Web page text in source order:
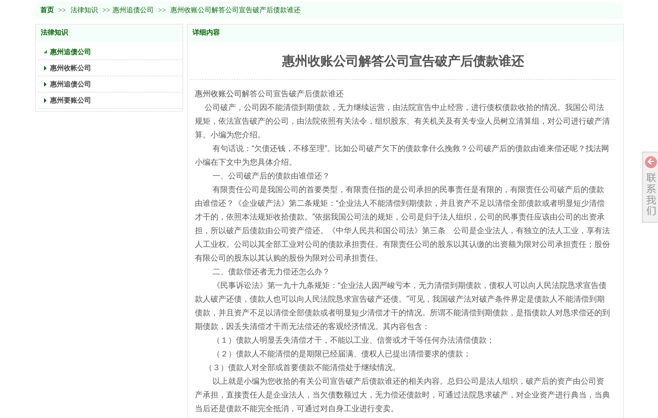
首页 >> 法律知识 >> 惠州追债公司 >> 惠州收账公司​解答公司宣告破产后债款谁还
法律知识
惠州追债公司
惠州收帐公司
惠州追债公司
惠州要账公司
详细内容
惠州收账公司​解答公司宣告破产后债款谁还
惠州收账公司 解答公司宣告破产后债款谁还
公司破产，公司因不能清偿到期债款，无力继续运营，由法院宣告中止经营，进行债权债款收拾的情况。我国公司法
规矩，依法宣告破产的公司，由法院依照有关法令，组织股东、有关机关及有关专业人员树立清算组，对公司进行破产清
算。小编为您介绍。
有句话说：“欠债还钱，不移至理”。比如公司破产欠下的债款拿什么挽救？公司破产后的债款由谁来偿还呢？找法网
小编在下文中为您具体介绍。
一、公司破产后的债款由谁偿还？
有限责任公司是我国公司的首要类型，有限责任指的是公司承担的民事责任是有限的，有限责任公司破产后的债款
由谁偿还？《企业破产法》第二条规矩：“企业法人不能清偿到期债款，并且资产不足以清偿全部债款或者明显短少清偿
才干的，依照本法规矩收拾债款。”依据我国公司法的规矩，公司是归于法人组织，公司的民事责任应该由公司的出资承
担，所以破产后债款由公司资产偿还。《中华人民共和国公司法》第三条 公司是企业法人，有独立的法人工业，享有法
人工业权。公司以其全部工业对公司的债款承担责任。有限责任公司的股东以其认缴的出资额为限对公司承担责任；股份
有限公司的股东以其认购的股份为限对公司承担责任。
二、债款偿还者无力偿还怎么办？
《民事诉讼法》第一九十九条规矩：“企业法人因严峻亏本，无力清偿到期债款，债权人可以向人民法院恳求宣告债
款人破产还债，债款人也可以向人民法院恳求宣告破产还债。”可见，我国破产法对破产条件界定是债款人不能清偿到期
债款，并且资产不足以清偿全部债款或者明显短少清偿才干的情况。所谓不能清偿到期债款，是指债款人对恳求偿还的到
期债款，因丢失清偿才干而无法偿还的客观经济情况。其内容包含：
（１）债款人明显丢失清偿才干，不能以工业、信誉或才干等任何办法清偿债款；
（２）债款人不能清偿的是期限已经届满、债权人已提出清偿要求的债款；
（３）债款人对全部或首要债款不能清偿处于继续情况。
以上就是小编为您收拾的有关公司宣告破产后债款谁还的相关内容。总归公司是法人组织，破产后的资产由公司资
产承担，直接责任人是企业法人，当欠债数额过大，无力偿还债款时，可通过法院恳求破产，对企业资产进行典当，当典
当后还是债款不能完全抵消，可通过对自身工业进行变卖。